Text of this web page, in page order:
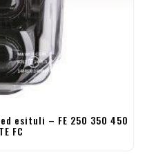
esituli – FE 250 350 450
FC